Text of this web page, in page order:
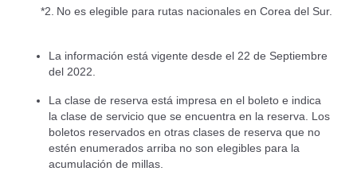
*2. No es elegible para rutas nacionales en Corea del Sur.
La información está vigente desde el 22 de Septiembre
del 2022.
La clase de reserva está impresa en el boleto e indica
la clase de servicio que se encuentra en la reserva. Los
boletos reservados en otras clases de reserva que no
estén enumerados arriba no son elegibles para la
acumulación de millas.